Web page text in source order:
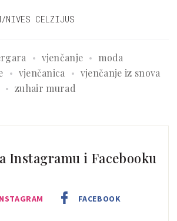
NIVES CELZIJUS
vjenčanje
moda
vjenčanica
vjenčanje iz snova
zuhair murad
Instagramu i Facebooku
FACEBOOK